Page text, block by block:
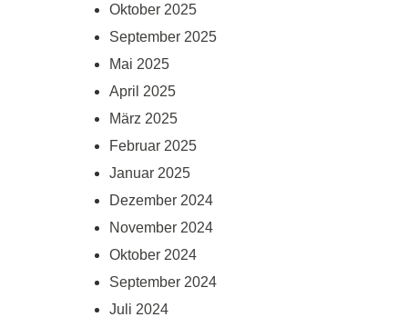
Oktober 2025
September 2025
Mai 2025
April 2025
März 2025
Februar 2025
Januar 2025
Dezember 2024
November 2024
Oktober 2024
September 2024
Juli 2024